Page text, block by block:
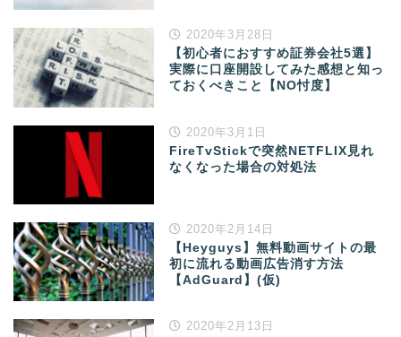
2020年3月28日
【初心者におすすめ証券会社5選】
実際に口座開設してみた感想と知っ
ておくべきこと【NO忖度】
2020年3月1日
FireTvStickで突然NETFLIX見れ
なくなった場合の対処法
2020年2月14日
【Heyguys】無料動画サイトの最
初に流れる動画広告消す方法
【AdGuard】(仮)
2020年2月13日